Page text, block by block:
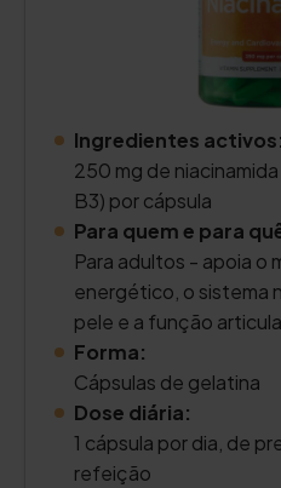
Ingredientes activos:
250 mg de
B3) por cápsula
Para quem e para
Para adultos - apoia o
energético, o sistema
pele e a função
Forma:
Cápsulas de gelatina
Dose diária:
1 cápsula por dia, de
refeição